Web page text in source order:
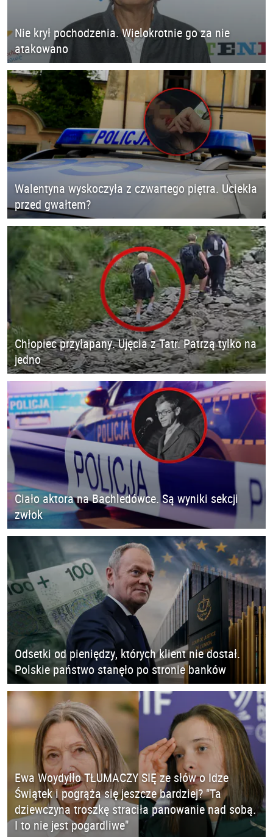
Nie krył pochodzenia. Wielokrotnie go za nie
atakowano
Walentyna wyskoczyła z czwartego piętra. Uciekła
przed gwałtem?
Chłopiec przyłapany. Ujęcia z Tatr. Patrzą tylko na
jedno
Ciało aktora na Bachledówce. Są wyniki sekcji
zwłok
Odsetki od pieniędzy, których klient nie dostał.
Polskie państwo stanęło po stronie banków
Ewa Woydyłło TŁUMACZY SIĘ ze słów o Idze
Świątek i pogrąża się jeszcze bardziej? "Ta
dziewczyna troszkę straciła panowanie nad sobą.
I to nie jest pogardliwe"